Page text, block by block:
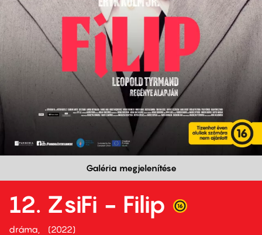
Galéria megjelenítése
12. ZsiFi - Filip
dráma
2022